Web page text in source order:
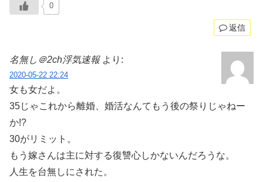
0
返信
名無し＠2ch浮気速報 より:
2020-05-22 22:24
女も女だよ。
35じゃこれから離婚、婚活なんてもう後の祭りじゃねー
か!?
30がリミット。
もう嫁さんは主に対する復讐心しかないんだろうな。
人生を台無しにされた。